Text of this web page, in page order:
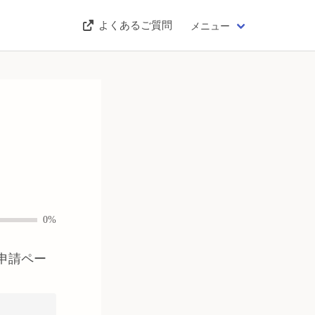
よくあるご質問 メニュー
0%
請ペー